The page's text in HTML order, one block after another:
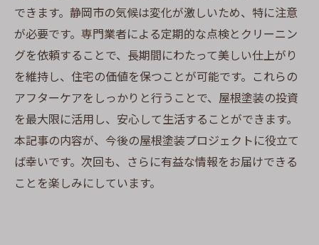
できます。静岡市の気候は変化が激しいため、特に注意
が必要です。専門業者による定期的な点検とクリーニン
グを依頼することで、長期間にわたって美しい仕上がり
を維持し、住宅の価値を保つことが可能です。これらの
アフターケアをしっかりと行うことで、屋根塗装の投資
を最大限に活用し、安心して生活することができます。
本記事の内容が、今後の屋根塗装プロジェクトに役立て
ば幸いです。次回も、さらに有益な情報をお届けできる
ことを楽しみにしています。